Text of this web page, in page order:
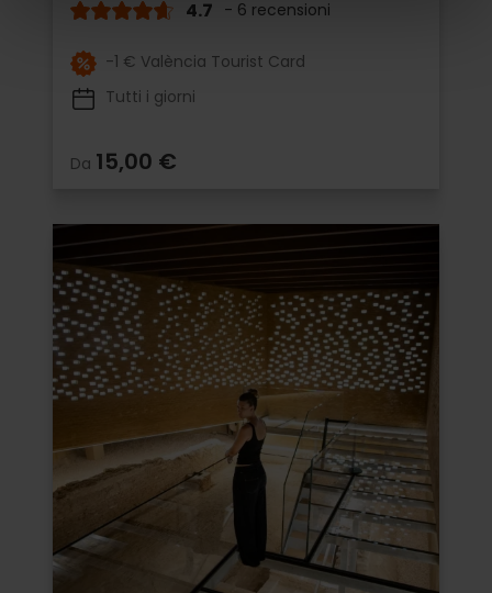
4.7 - 6 recensioni
-1 € València Tourist Card
Tutti i giorni
Da 15,00 €